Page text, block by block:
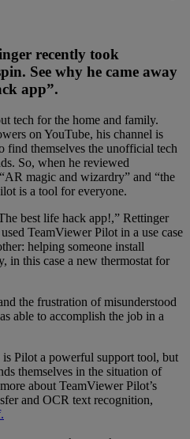
recently took
See why he came away
app”.
tech for the home and family.
on YouTube, his channel is
find themselves the unofficial tech
So, when he reviewed
magic and wizardry” and “the
is a tool for everyone.
best life hack app!,” Rettinger
TeamViewer Pilot in a use case
helping someone install
in this case a new thermostat for
the frustration of misunderstood
able to accomplish the job in a
Pilot a powerful support tool, but
themselves in the situation of
about TeamViewer Pilot’s
and OCR text recognition,